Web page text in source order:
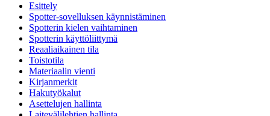
Esittely
Spotter-sovelluksen käynnistäminen
Spotterin kielen vaihtaminen
Spotterin käyttöliittymä
Reaaliaikainen tila
Toistotila
Materiaalin vienti
Kirjanmerkit
Hakutyökalut
Asettelujen hallinta